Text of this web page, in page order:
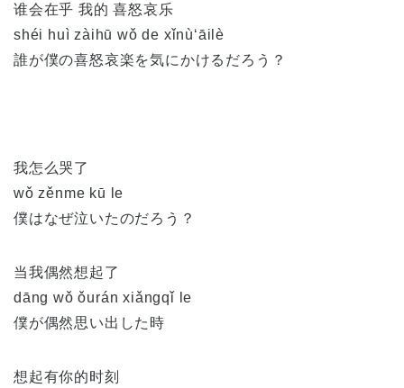
谁会在乎 我的 喜怒哀乐
shéi huì zàihū wǒ de xǐnù‘āilè
誰が僕の喜怒哀楽を気にかけるだろう？
我怎么哭了
wǒ zěnme kū le
僕はなぜ泣いたのだろう？
当我偶然想起了
dāng wǒ ǒurán xiǎngqǐ le
僕が偶然思い出した時
想起有你的时刻